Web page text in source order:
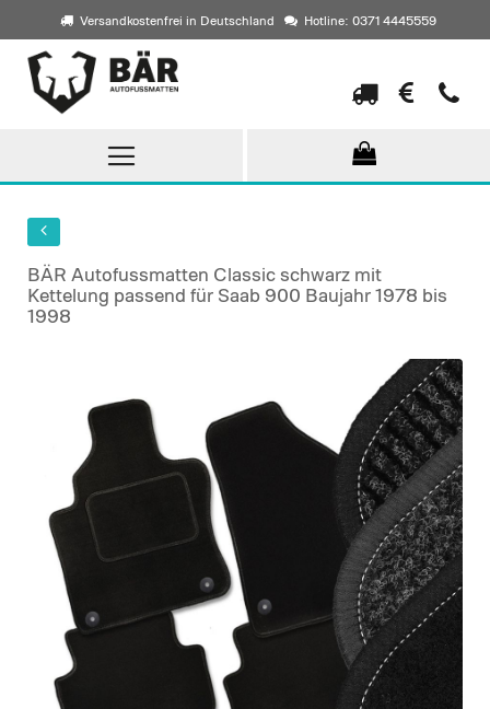
Versandkostenfrei in Deutschland Hotline: 0371 4445559
Direkt
zum
Inhalt
BÄR Autofussmatten Classic schwarz mit
Kettelung passend für Saab 900 Baujahr 1978 bis
1998
images
gallery